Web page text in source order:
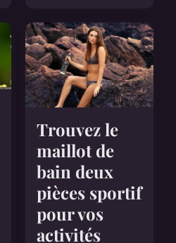
Trouvez le
maillot de
bain deux
pièces sportif
pour vos
activités